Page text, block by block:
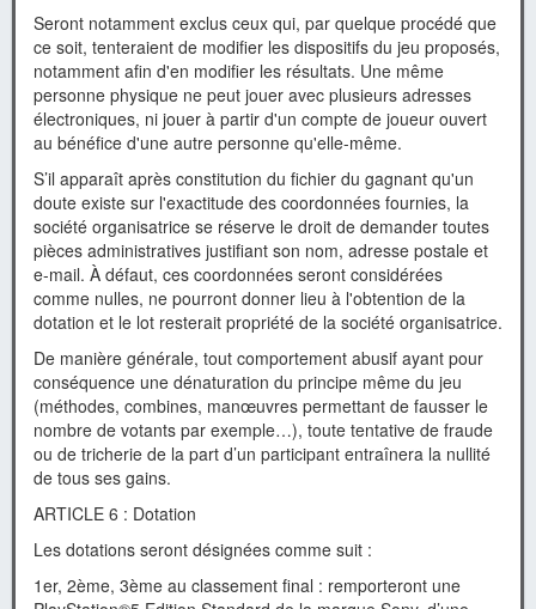
Seront notamment exclus ceux qui, par quelque procédé que
ce soit, tenteraient de modifier les dispositifs du jeu proposés,
notamment afin d'en modifier les résultats. Une même
personne physique ne peut jouer avec plusieurs adresses
électroniques, ni jouer à partir d'un compte de joueur ouvert
au bénéfice d'une autre personne qu'elle-même.
S’il apparaît après constitution du fichier du gagnant qu'un
doute existe sur l'exactitude des coordonnées fournies, la
société organisatrice se réserve le droit de demander toutes
pièces administratives justifiant son nom, adresse postale et
e-mail. À défaut, ces coordonnées seront considérées
comme nulles, ne pourront donner lieu à l'obtention de la
dotation et le lot resterait propriété de la société organisatrice.
De manière générale, tout comportement abusif ayant pour
conséquence une dénaturation du principe même du jeu
(méthodes, combines, manœuvres permettant de fausser le
nombre de votants par exemple…), toute tentative de fraude
ou de tricherie de la part d’un participant entraînera la nullité
de tous ses gains.
ARTICLE 6 : Dotation
Les dotations seront désignées comme suit :
1er, 2ème, 3ème au classement final : remporteront une